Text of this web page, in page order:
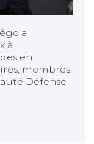
a
à
en
membres
Défense